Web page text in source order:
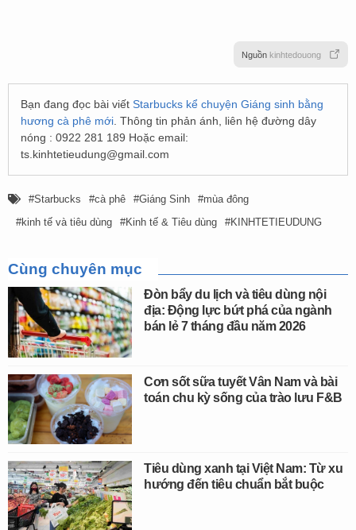
Nguồn kinhtedouong
Bạn đang đọc bài viết Starbucks kể chuyện Giáng sinh bằng
hương cà phê mới. Thông tin phản ánh, liên hệ đường dây
nóng : 0922 281 189 Hoặc email:
ts.kinhtetieudung@gmail.com
Starbucks cà phê Giáng Sinh
mùa đông
kinh tế và tiêu dùng
Kinh tế & Tiêu dùng KINHTETIEUDUNG
Cùng chuyên mục
Đòn bẩy du lịch và tiêu dùng nội
địa: Động lực bứt phá của ngành
bán lẻ 7 tháng đầu năm 2026
Cơn sốt sữa tuyết Vân Nam và bài
toán chu kỳ sống của trào lưu F&B
Tiêu dùng xanh tại Việt Nam: Từ xu
hướng đến tiêu chuẩn bắt buộc